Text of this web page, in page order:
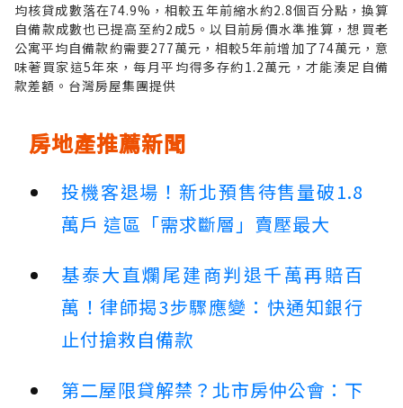
均核貸成數落在74.9%，相較五年前縮水約2.8個百分點，換算
自備款成數也已提高至約2成5。以目前房價水準推算，想買老
公寓平均自備款約需要277萬元，相較5年前增加了74萬元，意
味著買家這5年來，每月平均得多存約1.2萬元，才能湊足自備
款差額。台灣房屋集團提供
房地產推薦新聞
投機客退場！新北預售待售量破1.8
萬戶 這區「需求斷層」賣壓最大
基泰大直爛尾建商判退千萬再賠百
萬！律師揭3步驟應變：快通知銀行
止付搶救自備款
第二屋限貸解禁？北市房仲公會：下